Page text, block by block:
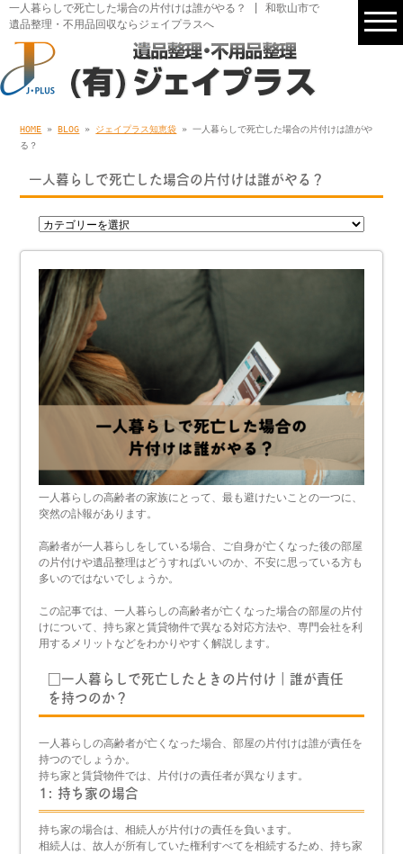
一人暮らしで死亡した場合の片付けは誰がやる？ | 和歌山市で
遺品整理・不用品回収ならジェイプラスへ
HOME »BLOG » ジェイプラス知恵袋 » 一人暮らしで死亡した場合の片付けは誰がや
る？
一人暮らしで死亡した場合の片付けは誰がやる？
一人暮らしの高齢者の家族にとって、最も避けたいことの一つに、
突然の訃報があります。
高齢者が一人暮らしをしている場合、ご自身が亡くなった後の部屋
の片付けや遺品整理はどうすればいいのか、不安に思っている方も
多いのではないでしょうか。
この記事では、一人暮らしの高齢者が亡くなった場合の部屋の片付
けについて、持ち家と賃貸物件で異なる対応方法や、専門会社を利
用するメリットなどをわかりやすく解説します。
□一人暮らしで死亡したときの片付け｜誰が責任
を持つのか？
一人暮らしの高齢者が亡くなった場合、部屋の片付けは誰が責任を
持つのでしょうか。
持ち家と賃貸物件では、片付けの責任者が異なります。
1: 持ち家の場合
持ち家の場合は、相続人が片付けの責任を負います。
相続人は、故人が所有していた権利すべてを相続するため、持ち家